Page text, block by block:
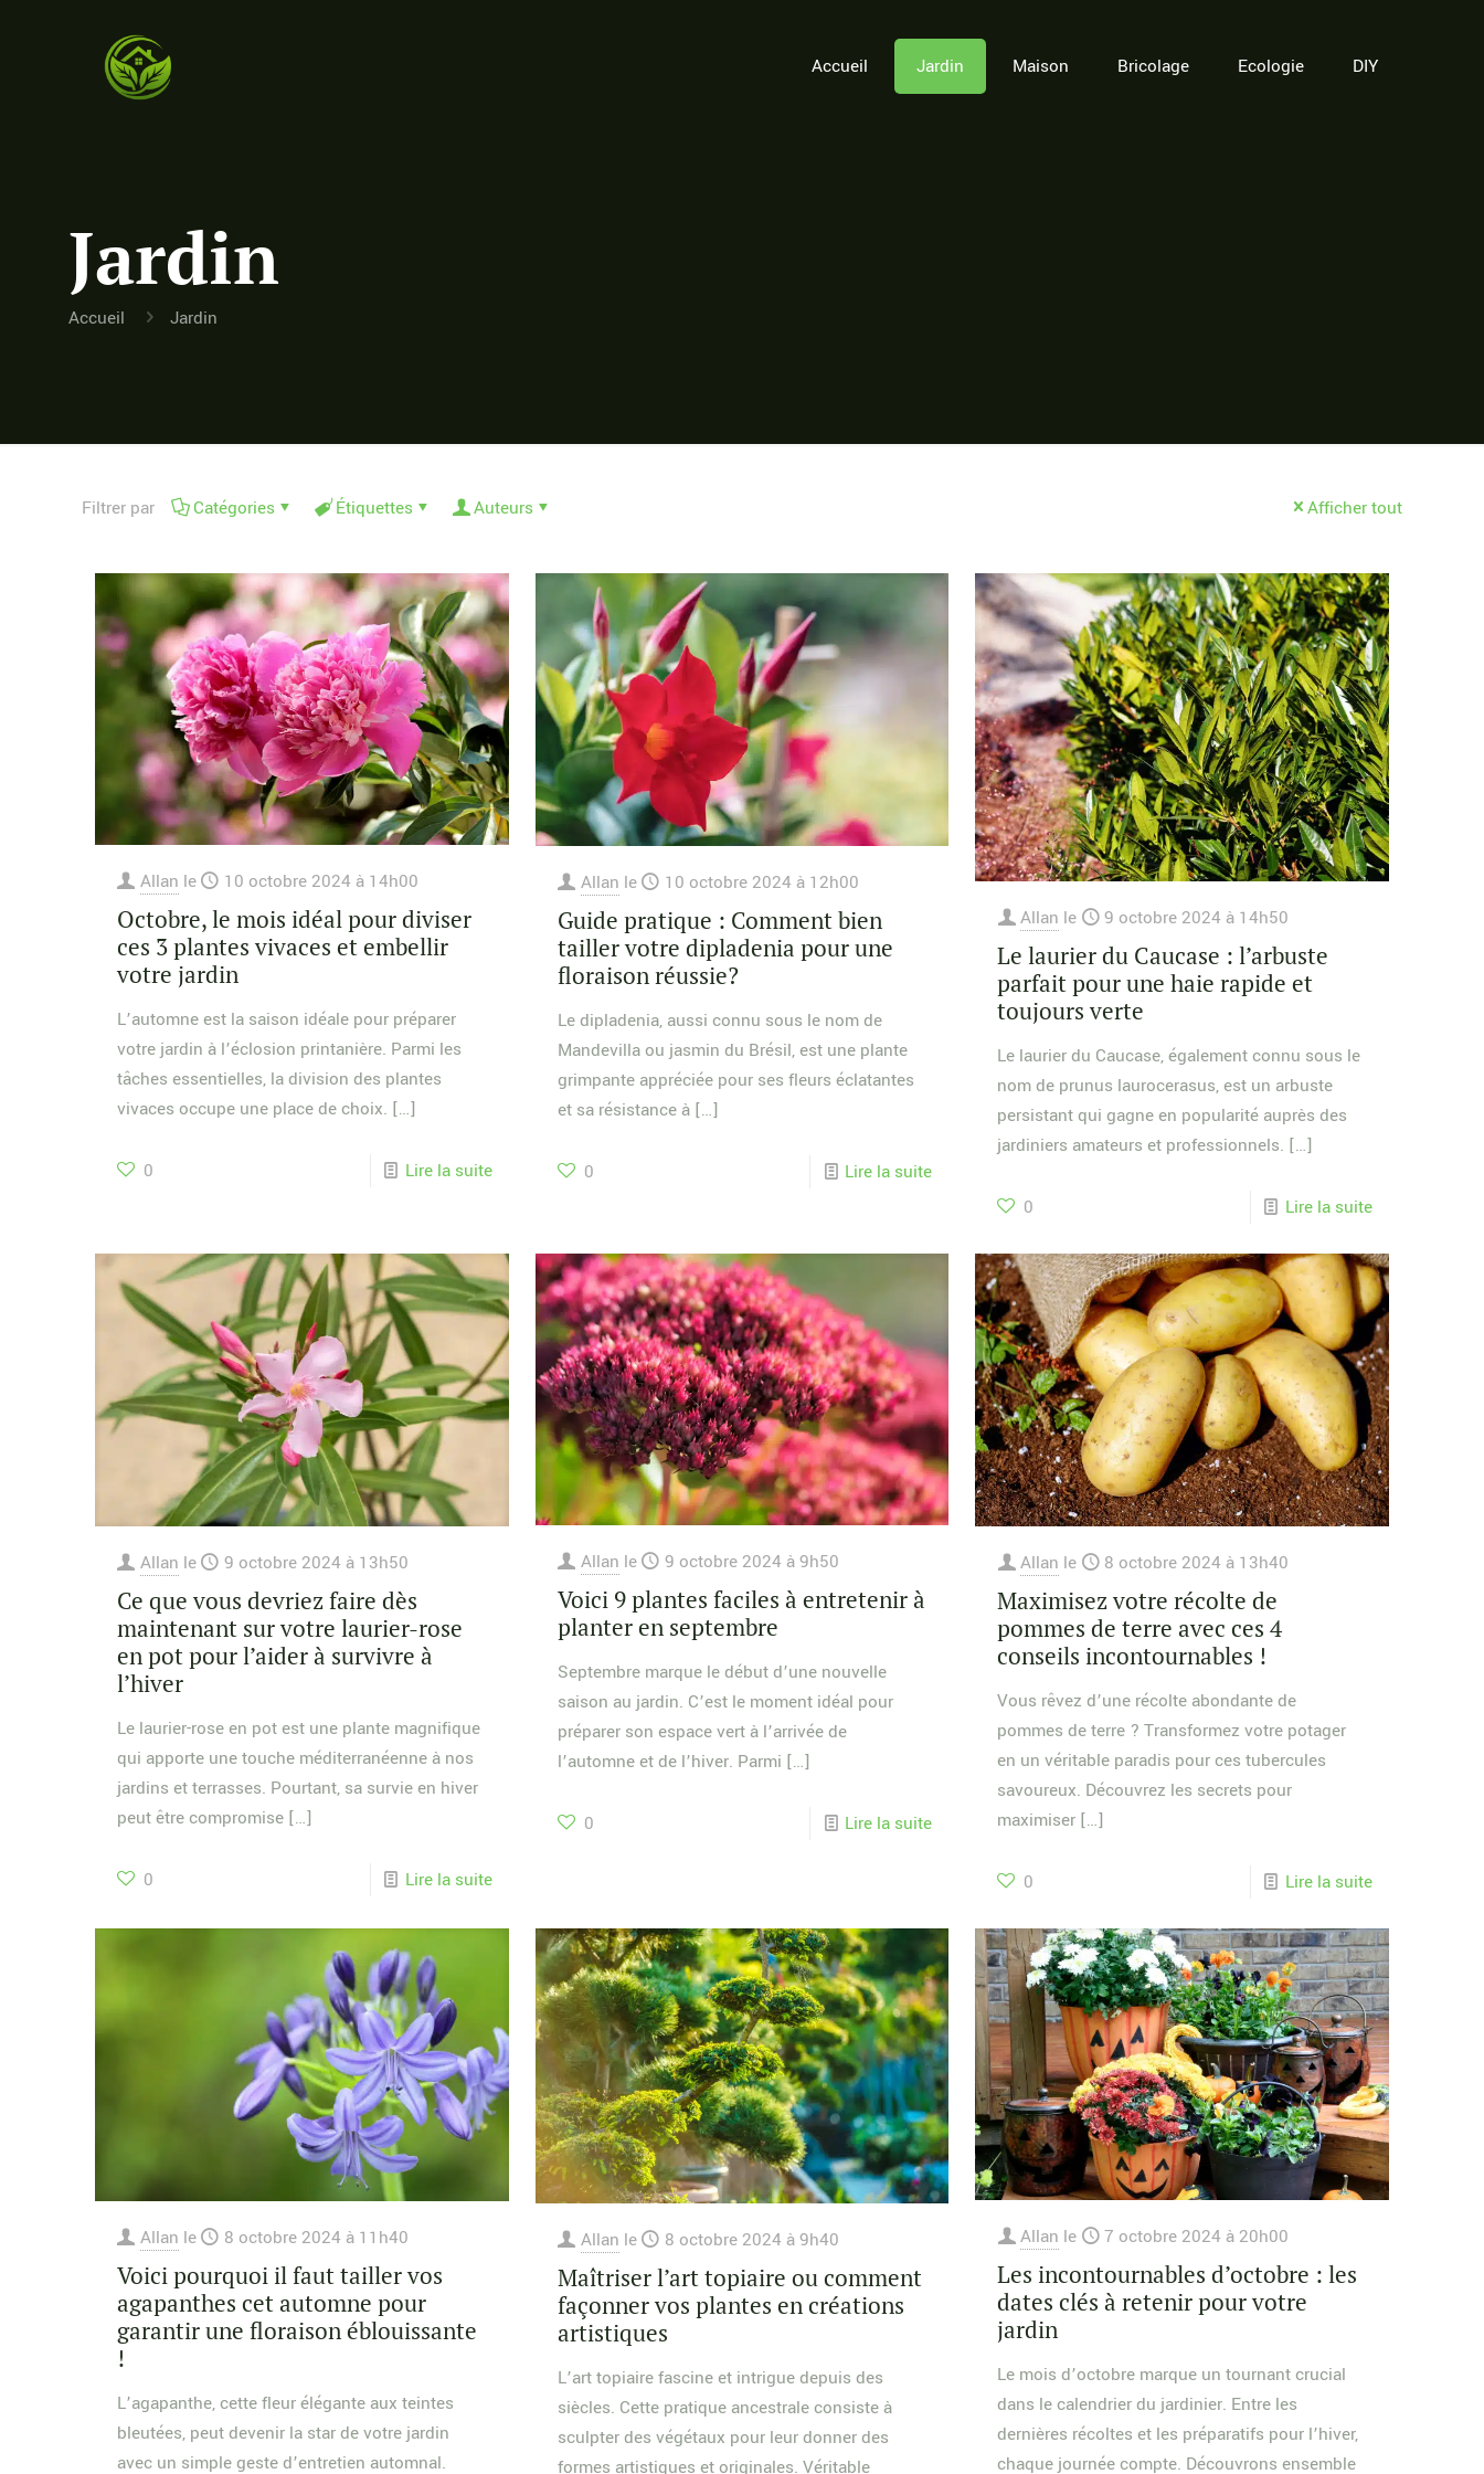
Accueil Jardin Maison Bricolage Ecologie DIY
Jardin
Accueil Jardin
Filtrer par Catégories Étiquettes Auteurs Afficher tout
Allan le 10 octobre 2024 à 14h00
Octobre, le mois idéal pour diviser
ces 3 plantes vivaces et embellir
votre jardin
L’automne est la saison idéale pour préparer
votre jardin à l’éclosion printanière. Parmi les
tâches essentielles, la division des plantes
vivaces occupe une place de choix. […]
0 Lire la suite
Allan le 10 octobre 2024 à 12h00
Guide pratique : Comment bien
tailler votre dipladenia pour une
floraison réussie?
Le dipladenia, aussi connu sous le nom de
Mandevilla ou jasmin du Brésil, est une plante
grimpante appréciée pour ses fleurs éclatantes
et sa résistance à[…]
0 Lire la suite
Allan le 9 octobre 2024 à 14h50
Le laurier du Caucase : l’arbuste
parfait pour une haie rapide et
toujours verte
Le laurier du Caucase, également connu sous le
nom de prunus laurocerasus, est un arbuste
persistant qui gagne en popularité auprès des
jardiniers amateurs et professionnels. […]
0 Lire la suite
Allan le 9 octobre 2024 à 13h50
Ce que vous devriez faire dès
maintenant sur votre laurier-rose
en pot pour l’aider à survivre à
l’hiver
Le laurier-rose en pot est une plante magnifique
qui apporte une touche méditerranéenne à nos
jardins et terrasses. Pourtant, sa survie en hiver
peut être compromise[…]
0 Lire la suite
Allan le 9 octobre 2024 à 9h50
Voici 9 plantes faciles à entretenir à
planter en septembre
Septembre marque le début d’une nouvelle
saison au jardin. C’est le moment idéal pour
préparer son espace vert à l’arrivée de
l’automne et de l’hiver. Parmi […]
0 Lire la suite
Allan le 8 octobre 2024 à 13h40
Maximisez votre récolte de
pommes de terre avec ces 4
conseils incontournables !
Vous rêvez d’une récolte abondante de
pommes de terre ? Transformez votre potager
en un véritable paradis pour ces tubercules
savoureux. Découvrez les secrets pour
maximiser […]
0 Lire la suite
Allan le 8 octobre 2024 à 11h40
Voici pourquoi il faut tailler vos
agapanthes cet automne pour
garantir une floraison éblouissante
!
L’agapanthe, cette fleur élégante aux teintes
bleutées, peut devenir la star de votre jardin
avec un simple geste d’entretien automnal.
Allan le 8 octobre 2024 à 9h40
Maîtriser l’art topiaire ou comment
façonner vos plantes en créations
artistiques
L’art topiaire fascine et intrigue depuis des
siècles. Cette pratique ancestrale consiste à
sculpter des végétaux pour leur donner des
formes artistiques et originales. Véritable
Allan le 7 octobre 2024 à 20h00
Les incontournables d’octobre : les
dates clés à retenir pour votre
jardin
Le mois d’octobre marque un tournant crucial
dans le calendrier du jardinier. Entre les
dernières récoltes et les préparatifs pour l’hiver,
chaque journée compte. Découvrons ensemble